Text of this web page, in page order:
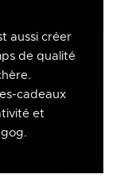
aussi créer
de qualité
cadeaux
et